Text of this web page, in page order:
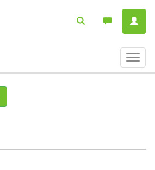
ein-/